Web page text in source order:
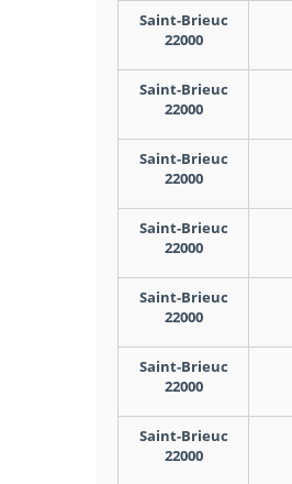
Saint-Brieuc
22000
Saint-Brieuc
22000
Saint-Brieuc
22000
Saint-Brieuc
22000
Saint-Brieuc
22000
Saint-Brieuc
22000
Saint-Brieuc
22000